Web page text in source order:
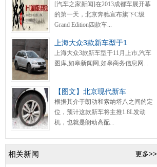
[汽车之家新闻]在2013成都车展开幕
的第一天，北京奔驰宣布旗下C级
Grand Edition四款车...
上海大众3款新车型于1
上海大众3款新车型于11月上市,汽车
图库,如皋新闻网,如皋商务信息网...
【图文】北京现代新车
根据其介于朗动和索纳塔八之间的定
位，预计这款新车将主推1.8L发动
机，也就是朗动高配...
更多>>
相关新闻